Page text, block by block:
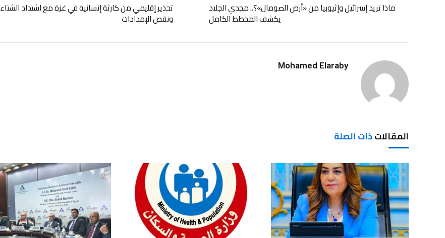
ماذا تريد إسرائيل وإثيوبيا من «أرض الصومال»؟.. مجدي الجلاد
يكشف المخطط الكامل
تحذير إقليمي من كارثة إنسانية في غزة مع اشتداد الشتاء
ونقص الإمدادات
Mohamed Elaraby
المقالاتذات الصلة